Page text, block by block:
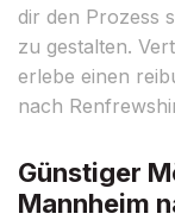
dir den Prozess
zu gestalten.
erlebe einen
nach
Günstiger
Mannheim